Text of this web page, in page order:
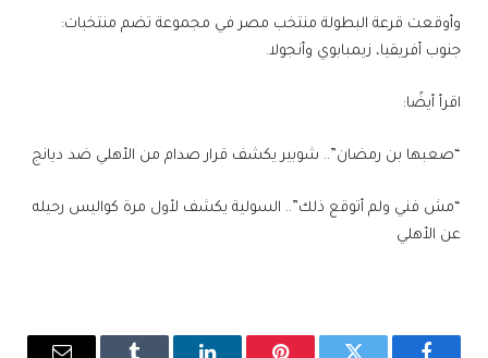
وأوقعت قرعة البطولة منتخب مصر في مجموعة تضم منتخبات:
جنوب أفريقيا، زيمبابوي وأنجولا.
اقرأ أيضًا:
“صعبها بن رمضان”.. شوبير يكشف قرار صدام من الأهلي ضد ديانج
“مش فني ولم أتوقع ذلك”.. السولية يكشف لأول مرة كواليس رحيله
عن الأهلي